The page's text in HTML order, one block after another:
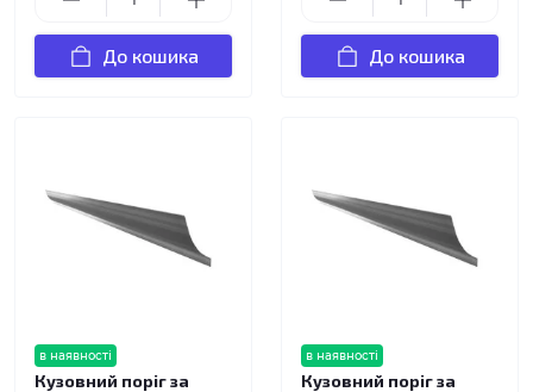
До кошика До кошика
в наявності
Кузовний поріг за
в наявності
Кузовний поріг за